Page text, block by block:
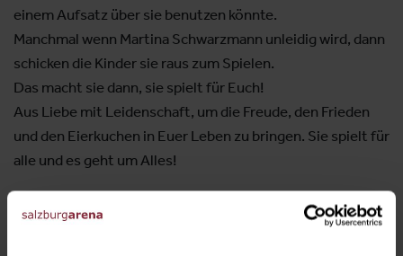
einem Aufsatz über sie benutzen könnte.
Manchmal wenn Martina Schwarzmann unleidig wird, dann
schicken die Kinder sie raus zum Spielen.
Das macht sie dann, sie spielt für Euch!
Aus Liebe mit Leidenschaft, um die Freude, den Frieden
und den Eierkuchen in Euer Leben zu bringen. Sie spielt für
alle und es geht um Alles!
öffnet für Sie jeweils 2 Stunden
vor Eventbeginn!